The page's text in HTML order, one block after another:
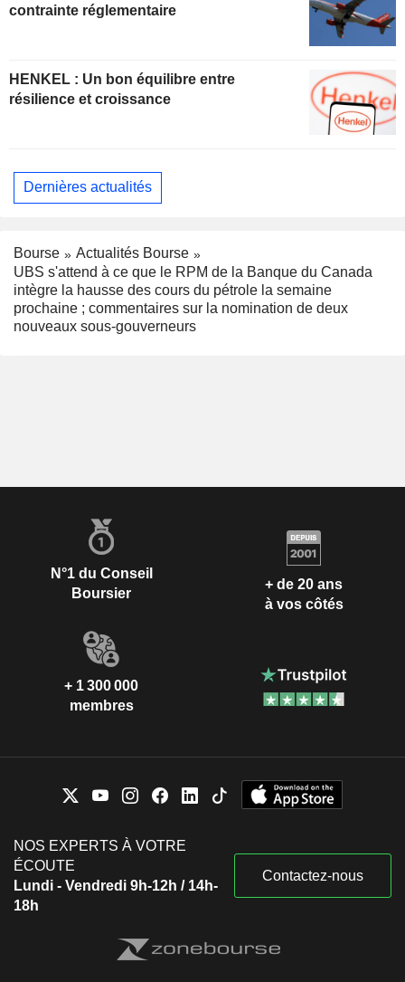
contrainte réglementaire
HENKEL : Un bon équilibre entre
résilience et croissance
Dernières actualités
Bourse
Actualités Bourse
UBS s'attend à ce que le RPM de la Banque du Canada
intègre la hausse des cours du pétrole la semaine
prochaine ; commentaires sur la nomination de deux
nouveaux sous-gouverneurs
N°1 du Conseil
Boursier
+ de 20 ans
à vos côtés
+ 1 300 000
membres
NOS EXPERTS À VOTRE
ÉCOUTE
Lundi - Vendredi 9h-12h / 14h-
18h
Contactez-nous